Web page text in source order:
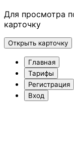
Для просмотра
карточку
Открыть карточку
Главная
Тарифы
Регистрация
Вход